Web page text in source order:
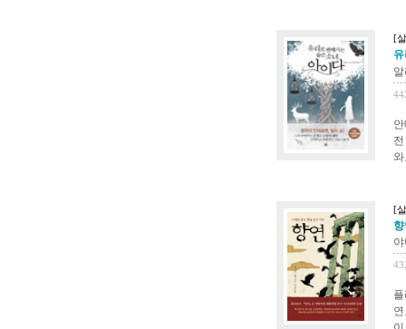
[
와
[